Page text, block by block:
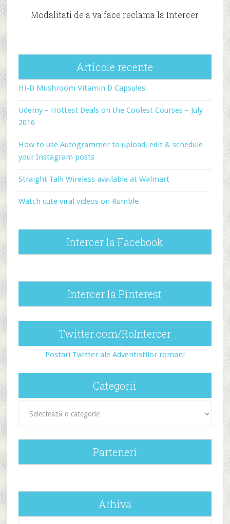
Modalitati de a va face reclama la Intercer
Articole recente
Hi-D Mushroom Vitamin D Capsules
Udemy – Hottest Deals on the Coolest Courses – July
2016
How to use Autogrammer to upload, edit & schedule
your Instagram posts
Straight Talk Wireless available at Walmart
Watch cute viral videos on Rumble
Intercer la Facebook
Intercer la Pinterest
Twitter.com/RoIntercer
Postari Twitter ale Adventistilor romani
Categorii
Parteneri
Arhiva